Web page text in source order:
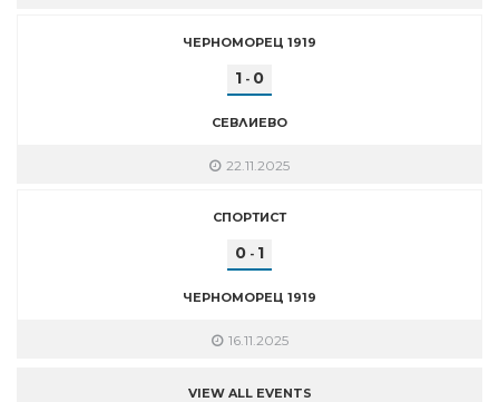
ЧЕРНОМОРЕЦ 1919
1 - 0
СЕВЛИЕВО
22.11.2025
СПОРТИСТ
0 - 1
ЧЕРНОМОРЕЦ 1919
16.11.2025
VIEW ALL EVENTS